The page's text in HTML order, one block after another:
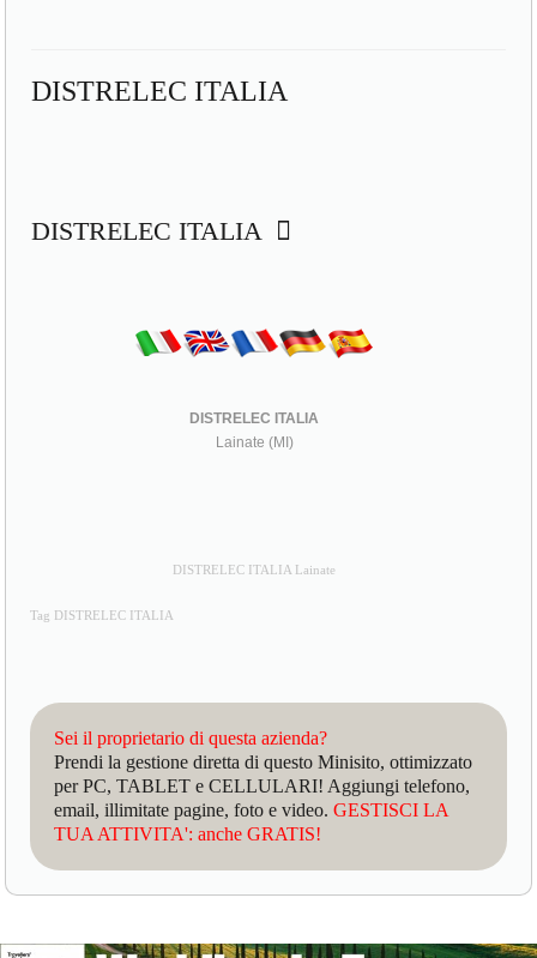
DISTRELEC ITALIA
DISTRELEC ITALIA
DISTRELEC ITALIA
Lainate (MI)
DISTRELEC ITALIA Lainate
Tag DISTRELEC ITALIA
Sei il proprietario di questa azienda?
Prendi la gestione diretta di questo Minisito, ottimizzato
per PC, TABLET e CELLULARI! Aggiungi telefono,
email, illimitate pagine, foto e video.GESTISCI LA
TUA ATTIVITA': anche GRATIS!